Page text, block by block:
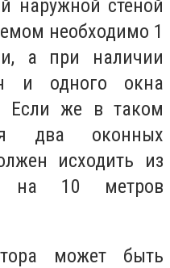
наружной стеной
необходимо 1
а при наличии
и одного окна
Если же в таком
два оконных
исходить из
на 10 метров
может быть